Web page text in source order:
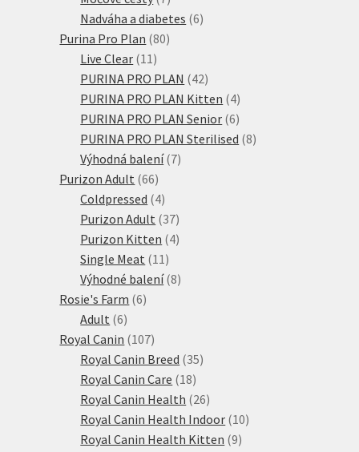
produktů
Nadváha a diabetes 66
Purina Pro Plan 8080
Live Clear 11 11
produktů
PURINA PRO PLAN 4242
produktů
PURINA PRO PLAN Kitten 44
produkty
PURINA PRO PLAN Senior 66
produktů
PURINA PRO PLAN Sterilised 88
Výhodná balení 77
Purizon Adult 6666
produktů
Coldpressed 44
produkty
Purizon Adult 3737
produktů
Purizon Kitten 44
Single Meat 11 11
produktů
Výhodné balení 88
Rosie's Farm 66
Adult 66
produktů
Royal Canin 107107
produktů
Royal Canin Breed 3535
Royal Canin Care 1818
produktů
Royal Canin Health 2626
produktů
Royal Canin Health Indoor 1010
Royal Canin Health Kitten 99